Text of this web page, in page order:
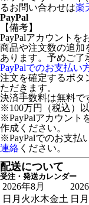
るお問い合わせは楽
PayPal
【備考】
PayPalアカウントを
商品や注文数の追加
あります。予めご了
PayPalでのお支払い
注文を確定するボタ
ただきます。
決済手数料は無料で
※100万円（税込）
※PayPalアカウント
作成ください。
※PayPalでのお支払
連絡 ください。
配送について
受注・発送カレンダー
2026年8月
日 月 火水木金土 日 月